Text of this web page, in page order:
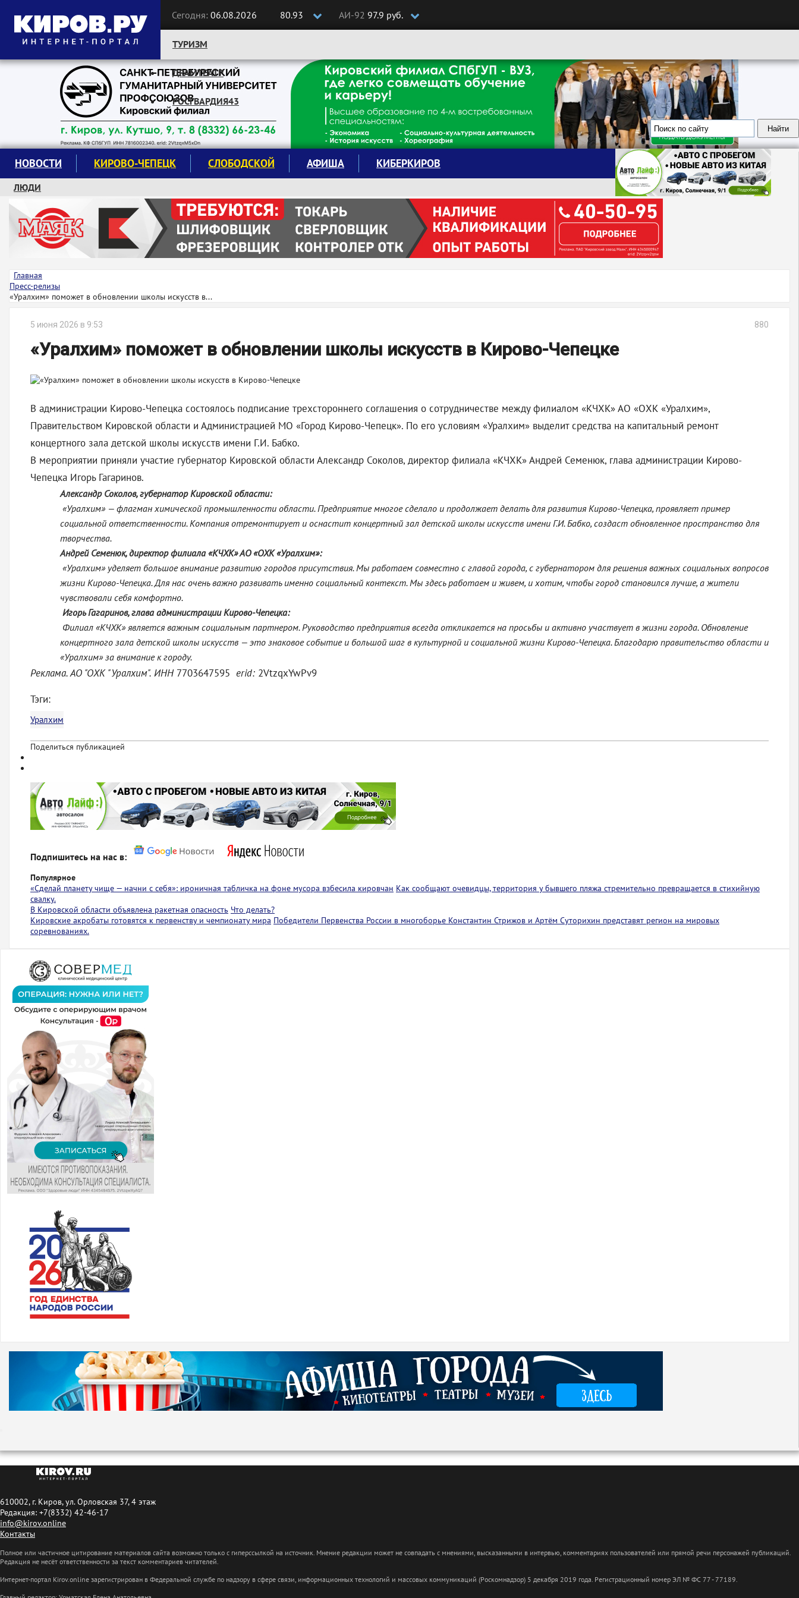
Сегодня: 06.08.2026 80.93 АИ-92 97.9 руб.
Следите за новостями:
ТУРИЗМ
ДРАМТЕАТР
РОСГВАРДИЯ43
НОВОСТИ КИРОВО-ЧЕПЕЦК СЛОБОДСКОЙ АФИША КИБЕРКИРОВ
ЛЮДИ
КРУЖКИ И СЕКЦИИ
ЗАВОДУ "МАЯК" 85 ЛЕТ
ЭКОЛОГИЯ
Главная
Пресс-релизы
«Уралхим» поможет в обновлении школы искусств в...
5 июня 2026 в 9:53 880
«Уралхим» поможет в обновлении школы искусств в Кирово-Чепецке
В администрации Кирово-Чепецка состоялось подписание трехстороннего соглашения о сотрудничестве между филиалом «КЧХК» АО «ОХК «Уралхим»,
Правительством Кировской области и Администрацией МО «Город Кирово-Чепецк». По его условиям «Уралхим» выделит средства на капитальный ремонт
концертного зала детской школы искусств имени Г.И. Бабко.
В мероприятии приняли участие губернатор Кировской области Александр Соколов, директор филиала «КЧХК» Андрей Семенюк, глава администрации Кирово-
Чепецка Игорь Гагаринов.
Александр Соколов, губернатор Кировской области:
«Уралхим» — флагман химической промышленности области. Предприятие многое сделало и продолжает делать для развития Кирово-Чепецка, проявляет пример
социальной ответственности. Компания отремонтирует и оснастит концертный зал детской школы искусств имени Г.И. Бабко, создаст обновленное пространство для
творчества.
Андрей Семенюк, директор филиала «КЧХК» АО «ОХК «Уралхим»:
«Уралхим» уделяет большое внимание развитию городов присутствия. Мы работаем совместно с главой города, с губернатором для решения важных социальных вопросов
жизни Кирово-Чепецка. Для нас очень важно развивать именно социальный контекст. Мы здесь работаем и живем, и хотим, чтобы город становился лучше, а жители
чувствовали себя комфортно.
Игорь Гагаринов, глава администрации Кирово-Чепецка:
Филиал «КЧХК» является важным социальным партнером. Руководство предприятия всегда откликается на просьбы и активно участвует в жизни города. Обновление
концертного зала детской школы искусств — это знаковое событие и большой шаг в культурной и социальной жизни Кирово-Чепецка. Благодарю правительство области и
«Уралхим» за внимание к городу.
Реклама. АО "ОХК "Уралхим". ИНН 7703647595 erid: 2VtzqxYwPv9
Тэги:
Уралхим
Поделиться публикацией
Подпишитесь на нас в:
Популярное
«Сделай планету чище — начни с себя»: ироничная табличка на фоне мусора взбесила кировчан Как сообщают очевидцы, территория у бывшего пляжа стремительно превращается в стихийную
свалку.
В Кировской области объявлена ракетная опасность Что делать?
Кировские акробаты готовятся к первенству и чемпионату мира Победители Первенства России в многоборье Константин Стрижов и Артём Суторихин представят регион на мировых
соревнованиях.
610002, г. Киров, ул. Орловская 37, 4 этаж
Редакция: +7(8332) 42-46-17
info@kirov.online
Контакты
Полное или частичное цитирование материалов сайта возможно только с гиперссылкой на источник. Мнение редакции может не совпадать с мнениями, высказанными в интервью, комментариях пользователей или прямой речи персонажей публикаций.
Редакция не несёт ответственности за текст комментариев читателей.
Интернет-портал Kirov.online зарегистрирован в Федеральной службе по надзору в сфере связи, информационных технологий и массовых коммуникаций (Роскомнадзор) 5 декабря 2019 года. Регистрационный номер ЭЛ № ФС 77 - 77189.